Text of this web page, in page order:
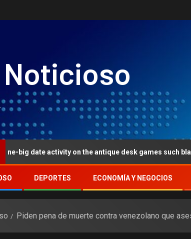
Noticioso
activity on the antique desk games such black-jack
DEPORTES ECONOMÍA Y NEGOCIOS
Piden pena de muerte contra venezolano que